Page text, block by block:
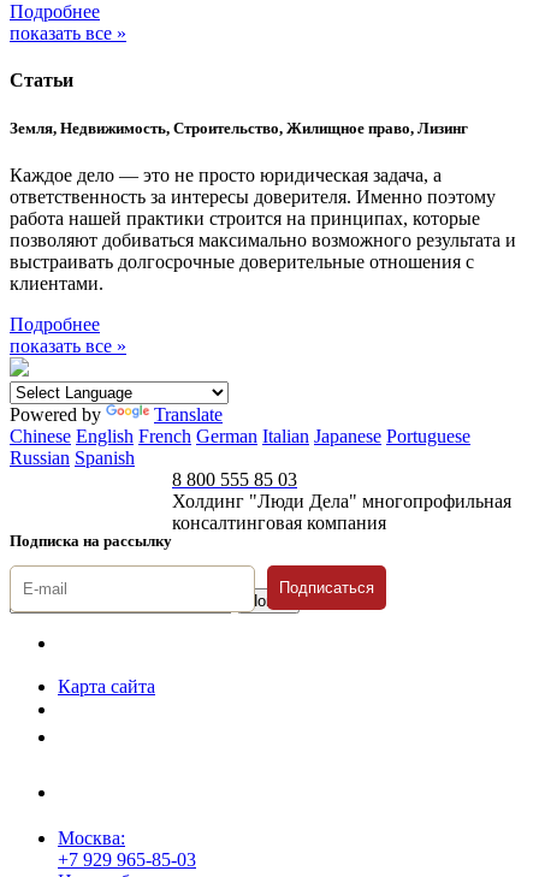
Подробнее
показать все »
Статьи
Земля, Недвижимость, Строительство, Жилищное право, Лизинг
Каждое дело — это не просто юридическая задача, а
ответственность за интересы доверителя. Именно поэтому
работа нашей практики строится на принципах, которые
позволяют добиваться максимально возможного результата и
выстраивать долгосрочные доверительные отношения с
клиентами.
Подробнее
показать все »
Powered by
Translate
Chinese English French German Italian Japanese Portuguese
Russian Spanish
Подписка на рассылку
8 800 555 85 03
Холдинг "Люди Дела" многопрофильная
консалтинговая компания
Подписаться
Карта сайта
Москва:
+7 929 965-85-03